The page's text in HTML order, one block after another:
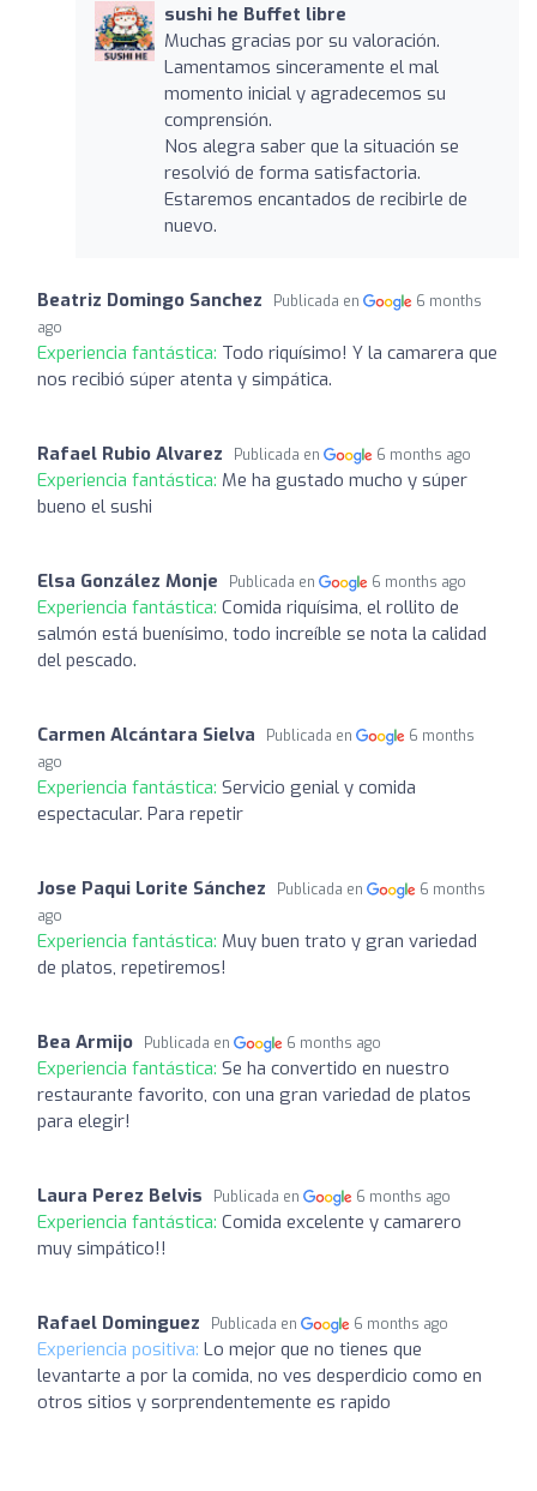
sushi he Buffet libre
Muchas gracias por su valoración.
Lamentamos sinceramente el mal
momento inicial y agradecemos su
comprensión.
Nos alegra saber que la situación se
resolvió de forma satisfactoria.
Estaremos encantados de recibirle de
nuevo.
Beatriz Domingo Sanchez Publicada en
6 months
ago
Experiencia fantástica: Todo riquísimo! Y la camarera que
nos recibió súper atenta y simpática.
Rafael Rubio Alvarez Publicada en 6 months ago
Experiencia fantástica: Me ha gustado mucho y súper
bueno el sushi
Elsa González Monje Publicada en 6 months ago
Experiencia fantástica: Comida riquísima, el rollito de
salmón está buenísimo, todo increíble se nota la calidad
del pescado.
Carmen Alcántara Sielva Publicada en
6 months
ago
Experiencia fantástica: Servicio genial y comida
espectacular. Para repetir
Jose Paqui Lorite Sánchez Publicada en
6 months
ago
Experiencia fantástica: Muy buen trato y gran variedad
de platos, repetiremos!
Bea Armijo Publicada en 6 months ago
Experiencia fantástica: Se ha convertido en nuestro
restaurante favorito, con una gran variedad de platos
para elegir!
Laura Perez Belvis Publicada en 6 months ago
Experiencia fantástica: Comida excelente y camarero
muy simpático!!
Rafael Dominguez Publicada en 6 months ago
Experiencia positiva: Lo mejor que no tienes que
levantarte a por la comida, no ves desperdicio como en
otros sitios y sorprendentemente es rapido